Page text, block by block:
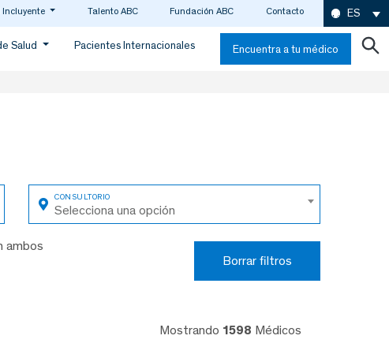
Incluyente Talento ABC Fundación ABC Contacto ES
Salud Pacientes Internacionales Encuentra a tu médico
Selecciona una opción
ambos
Borrar filtros
Mostrando 1598 Médicos